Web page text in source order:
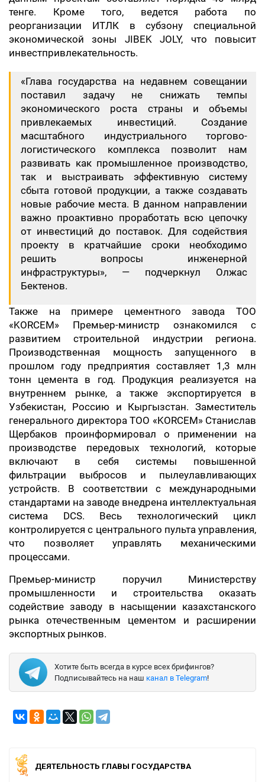
тенге. Кроме того, ведется работа по
реорганизации ИТЛК в субзону специальной
экономической зоны JIBEK JOLY, что повысит
инвестпривлекательность.
«Глава государства на недавнем совещании
поставил задачу не снижать темпы
экономического роста страны и объемы
привлекаемых инвестиций. Создание
масштабного индустриального торгово-
логистического комплекса позволит нам
развивать как промышленное производство,
так и выстраивать эффективную систему
сбыта готовой продукции, а также создавать
новые рабочие места. В данном направлении
важно проактивно проработать всю цепочку
от инвестиций до поставок. Для содействия
проекту в кратчайшие сроки необходимо
решить вопросы инженерной
инфраструктуры», — подчеркнул Олжас
Бектенов.
Также на примере цементного завода ТОО
«KORCEM» Премьер-министр ознакомился с
развитием строительной индустрии региона.
Производственная мощность запущенного в
прошлом году предприятия составляет 1,3 млн
тонн цемента в год. Продукция реализуется на
внутреннем рынке, а также экспортируется в
Узбекистан, Россию и Кыргызстан. Заместитель
генерального директора ТОО «KORCEM» Станислав
Щербаков проинформировал о применении на
производстве передовых технологий, которые
включают в себя системы повышенной
фильтрации выбросов и пылеулавливающих
устройств. В соответствии с международными
стандартами на заводе внедрена интеллектуальная
система DCS. Весь технологический цикл
контролируется с центрального пульта управления,
что позволяет управлять механическими
процессами.
Премьер-министр поручил Министерству
промышленности и строительства оказать
содействие заводу в насыщении казахстанского
рынка отечественным цементом и расширении
экспортных рынков.
Хотите быть всегда в курсе всех брифингов?
Подписывайтесь на наш канал в Telegram!
ДЕЯТЕЛЬНОСТЬ ГЛАВЫ ГОСУДАРСТВА